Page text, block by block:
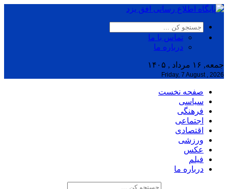
تماس با ما
درباره ما
جمعه, ۱۶ مرداد , ۱۴۰۵
Friday, 7 August , 2026
صفحه نخست
سیاسی
فرهنگی
اجتماعی
اقتصادی
ورزشی
عکس
فیلم
درباره ما